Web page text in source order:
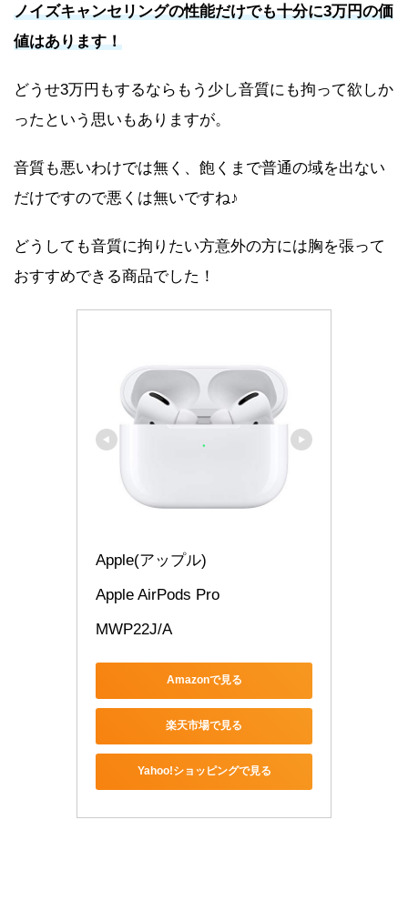
ノイズキャンセリングの性能だけでも十分に3万円の価
値はあります！
どうせ3万円もするならもう少し音質にも拘って欲しか
ったという思いもありますが。
音質も悪いわけでは無く、飽くまで普通の域を出ない
だけですので悪くは無いですね♪
どうしても音質に拘りたい方意外の方には胸を張って
おすすめできる商品でした！
Apple(アップル)
Apple AirPods Pro
MWP22J/A
Amazonで見る
楽天市場で見る
Yahoo!ショッピングで見る